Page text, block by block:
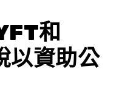
和
以資助公